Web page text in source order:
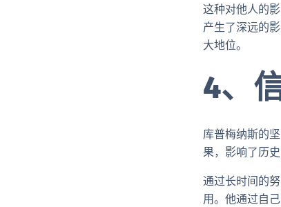
这种对他人的
产生了深远的
大地位。
4、
库普梅纳斯的
果，影响了历
通过长时间的
用。他通过自